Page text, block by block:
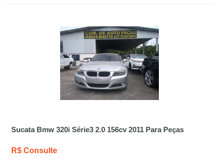
Sucata Bmw 320i Série3 2.0 156cv 2011 Para Peças
R$ Consulte